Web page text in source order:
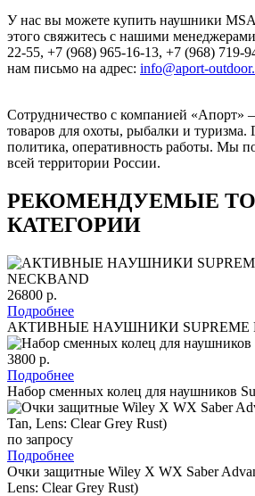
У нас вы можете купить наушники
этого свяжитесь с нашими
22-55, +7 (968) 965-16-13, +7 (968) 719-
нам письмо на адрес: info@aport-
Сотрудничество с компанией
товаров для охоты, рыбалки и туризма.
политика, оперативность работы. Мы
всей территории России.
РЕКОМЕНДУЕМЫЕ
КАТЕГОРИИ
26800 р.
Подробнее
АКТИВНЫЕ НАУШНИКИ SUPREME
3800 р.
Подробнее
Набор сменных колец для наушников
по запросу
Подробнее
Очки защитные Wiley X WX Saber
Lens: Clear Grey Rust)